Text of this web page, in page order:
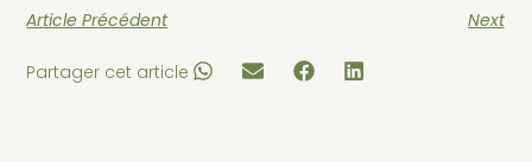
Article Précédent Next
Partager cet article